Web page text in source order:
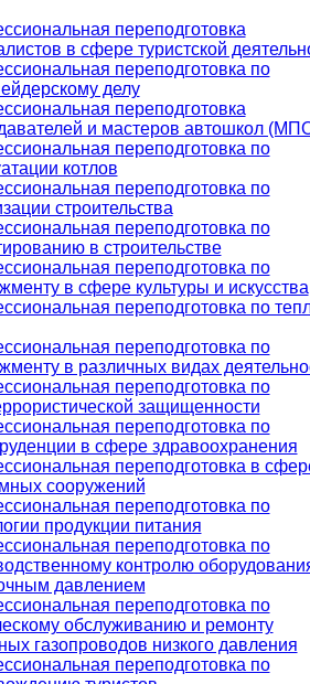
переподготовка
в сфере туристской
переподготовка по
делу
переподготовка
и мастеров автошкол
переподготовка по
котлов
переподготовка по
строительства
переподготовка по
в строительстве
переподготовка по
в сфере культуры и искусства
переподготовка по
переподготовка по
в различных видах
переподготовка по
защищенности
переподготовка по
в сфере здравоохранения
переподготовка в
сооружений
переподготовка по
продукции питания
переподготовка по
контролю
давлением
переподготовка по
обслуживанию и ремонту
газопроводов низкого давления
переподготовка по